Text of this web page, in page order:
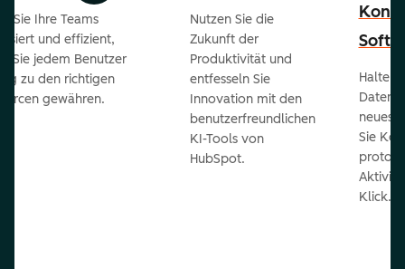
Sie Ihre Teams
und effizient,
Sie jedem Benutzer
zu den richtigen
gewähren.
Nutzen Sie die
Zukunft der
Produktivität und
entfesseln Sie
Innovation mit den
benutzerfreundlichen
KI-Tools von
HubSpot.
Halten
Daten
Sie
Klick.